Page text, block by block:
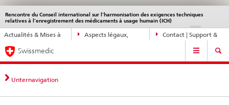
Navigation
directe:
actualités,
bases
juridiques,
contact
Actualités & Mises à
Aspects légaux,
Contact | Support &
Rencontre du Conseil international sur l’harmonisation des exigences techniques
relatives à l’enregistrement des médicaments à usage humain (ICH)
DE EN
Service
navigation
Navigation
Swissmedic
Unternavigation